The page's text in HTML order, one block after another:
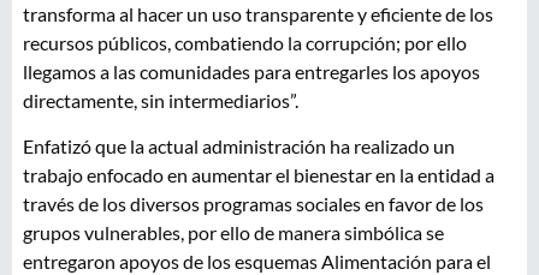
transforma al hacer un uso transparente y eficiente de los
recursos públicos, combatiendo la corrupción; por ello
llegamos a las comunidades para entregarles los apoyos
directamente, sin intermediarios”.
Enfatizó que la actual administración ha realizado un
trabajo enfocado en aumentar el bienestar en la entidad a
través de los diversos programas sociales en favor de los
grupos vulnerables, por ello de manera simbólica se
entregaron apoyos de los esquemas Alimentación para el